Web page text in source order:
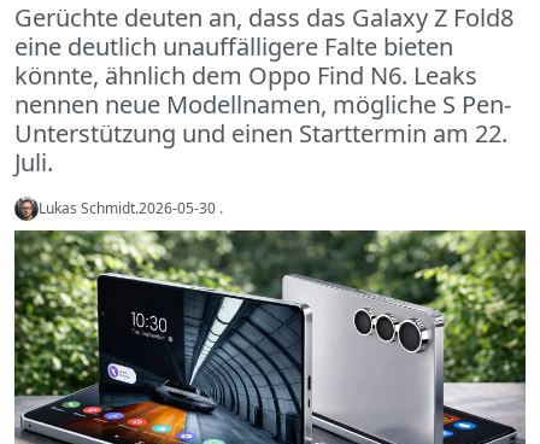
Gerüchte deuten an, dass das Galaxy Z Fold8
eine deutlich unauffälligere Falte bieten
könnte, ähnlich dem Oppo Find N6. Leaks
nennen neue Modellnamen, mögliche S Pen-
Unterstützung und einen Starttermin am 22.
Juli.
Lukas Schmidt.2026-05-30 .